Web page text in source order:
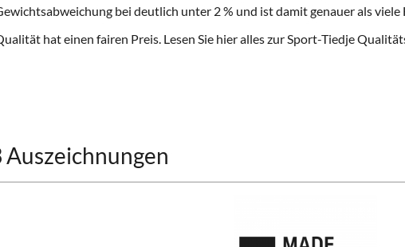
bei deutlich unter 2 % und ist damit genauer als
hat einen fairen Preis. Lesen Sie hier alles zurSport-Tiedje
Auszeichnungen